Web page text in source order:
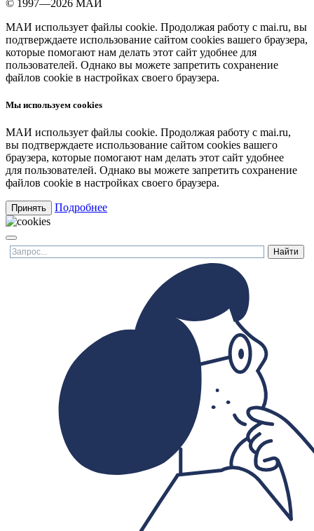
© 1997—2026 МАИ
МАИ использует файлы cookie. Продолжая работу с mai.ru, вы
подтверждаете использование сайтом cookies вашего браузера,
которые помогают нам делать этот сайт удобнее для
пользователей. Однако вы можете запретить сохранение
файлов cookie в настройках своего браузера.
Мы используем cookies
МАИ использует файлы cookie. Продолжая работу с mai.ru,
вы подтверждаете использование сайтом cookies вашего
браузера, которые помогают нам делать этот сайт удобнее
для пользователей. Однако вы можете запретить сохранение
файлов cookie в настройках своего браузера.
Принять Подробнее